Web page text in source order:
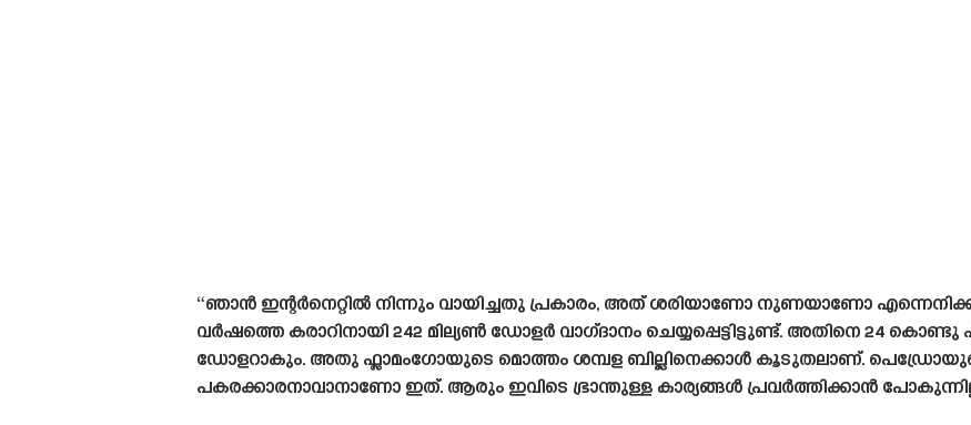
“ഞാൻ ഇന്റർനെറ്റിൽ നിന്നും വായിച്ചതു പ്രകാരം, അത് ശരിയാണോ നുണയാണോ
വർഷത്തെ കരാറിനായി 242 മില്യൺ ഡോളർ വാഗ്‌ദാനം ചെയ്യപ്പെട്ടിട്ടുണ്ട്. അതിനെ 24
ഡോളറാകും. അതു ഫ്ലാമംഗോയുടെ മൊത്തം ശമ്പള ബില്ലിനെക്കാൾ കൂടുതലാണ്.
പകരക്കാരനാവാനാണോ ഇത്. ആരും ഇവിടെ ഭ്രാന്തുള്ള കാര്യങ്ങൾ പ്രവർത്തിക്കാൻ